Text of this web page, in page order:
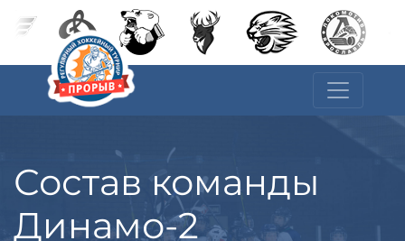
Состав команды
Динамо-2